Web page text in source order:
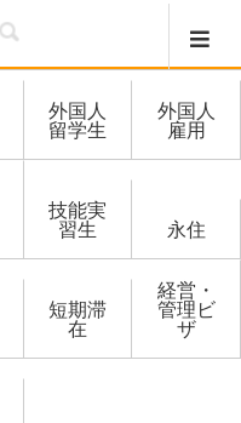
外国人
留学生
外国人
雇用
技能実
習生 永住
短期滞
在
経営・
管理ビ
ザ